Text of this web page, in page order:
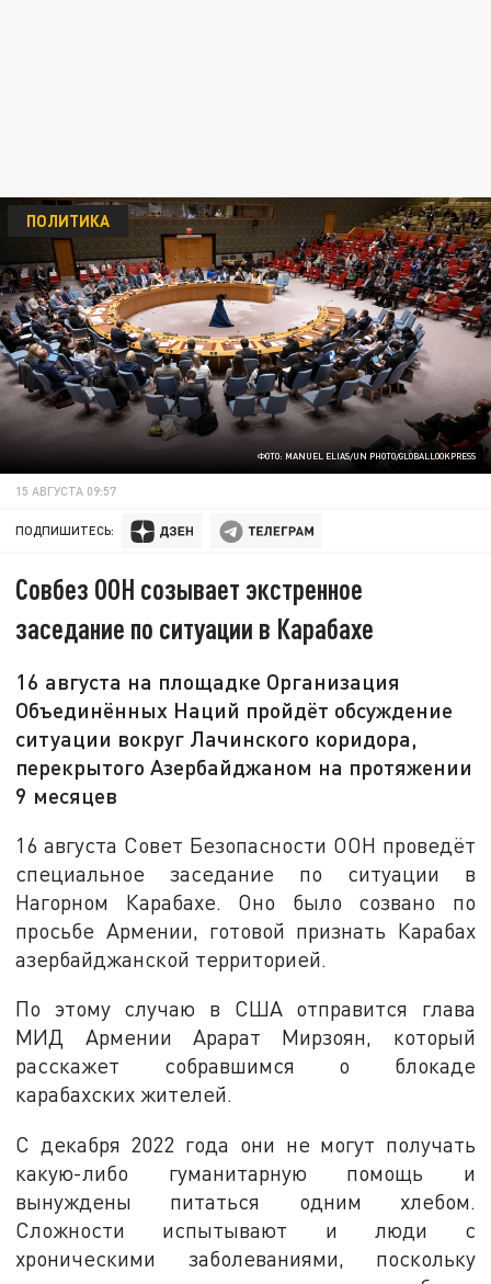
ФОТО: MANUEL ELIAS/UN PHOTO/GLOBALLOOKPRESS
ПОЛИТИКА
15 АВГУСТА 09:57
ПОДПИШИТЕСЬ:
Совбез ООН созывает экстренное
заседание по ситуации в Карабахе
16 августа на площадке Организация
Объединённых Наций пройдёт обсуждение
ситуации вокруг Лачинского коридора,
перекрытого Азербайджаном на протяжении
9 месяцев
16 августа Совет Безопасности ООН проведёт
специальное заседание по ситуации в
Нагорном Карабахе. Оно было созвано по
просьбе Армении, готовой признать Карабах
азербайджанской территорией.
По этому случаю в США отправится глава
МИД Армении Арарат Мирзоян, который
расскажет собравшимся о блокаде
карабахских жителей.
С декабря 2022 года они не могут получать
какую-либо гуманитарную помощь и
вынуждены питаться одним хлебом.
Сложности испытывают и люди с
хроническими заболеваниями, поскольку